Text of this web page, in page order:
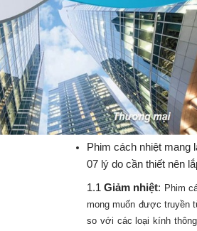
Phim cách nhiệt mang
07 lý do cần thiết nên
1.1Giảm nhiệt: Phim
mong muốn được truyền
so với các loại kính